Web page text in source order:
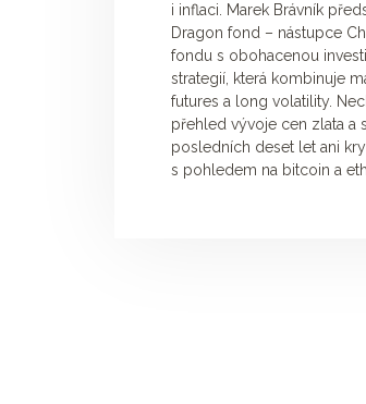
i inflaci. Marek Brávník
Dragon fond – nástupce
fondu s obohacenou
strategií, která kombinuje
futures a long volatility.
přehled vývoje cen zlata a
posledních deset let ani
s pohledem na bitcoin a